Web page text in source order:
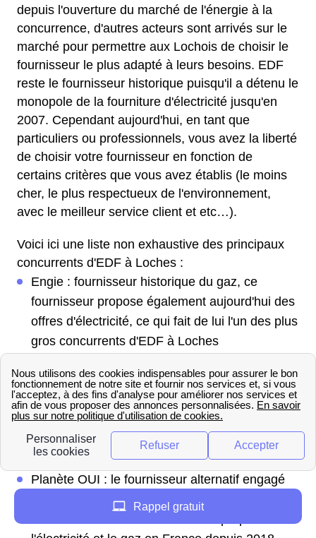
depuis l'ouverture du marché de l'énergie à la
concurrence, d'autres acteurs sont arrivés sur le
marché pour permettre aux Lochois de choisir le
fournisseur le plus adapté à leurs besoins. EDF
reste le fournisseur historique puisqu'il a détenu le
monopole de la fourniture d'électricité jusqu'en
2007. Cependant aujourd'hui, en tant que
particuliers ou professionnels, vous avez la liberté
de choisir votre fournisseur en fonction de
certains critères que vous avez établis (le moins
cher, le plus respectueux de l'environnement,
avec le meilleur service client et etc…).
Voici ici une liste non exhaustive des principaux
concurrents d'EDF à Loches :
Engie : fournisseur historique du gaz, ce
fournisseur propose également aujourd'hui des
offres d'électricité, ce qui fait de lui l'un des plus
gros concurrents d'EDF à Loches
Énergie, ce fournisseur est né de la fusion
entre Total Spring et Direct Énergie et constitue
le 1er fournisseur alternatif du Centre
Eni : le pétrolier italien, fournisseur d'électricité
en France depuis 2017
Planète OUI : le fournisseur alternatif engagé
dans les énergies renouvelables
Rappel gratuit